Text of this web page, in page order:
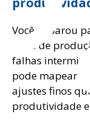
Você já parou
linha de
falhas
pode mapear
ajustes finos
produtividade